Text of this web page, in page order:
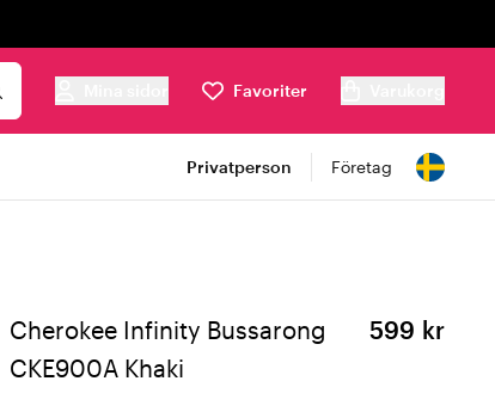
Favoriter
Privatperson Företag
Cherokee Infinity Bussarong
CKE900A Khaki
599 kr